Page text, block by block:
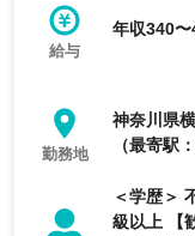
給与
年収340〜
勤務地
神奈川県
（最寄駅
＜学歴＞ 不問 ＜資格＞ 【必要資格】
級以上 【歓迎資格】 〇税理士試験科目合格者 【求